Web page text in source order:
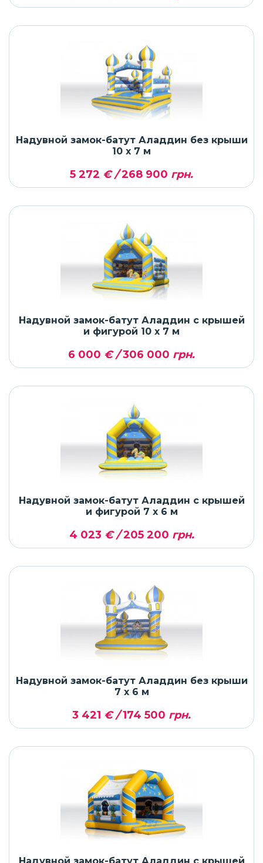
Надувной замок-батут Аладдин без крыши
10 x 7 м
5 272 € /268 900 грн.
Надувной замок-батут Аладдин с крышей
и фигурой 10 x 7 м
6 000 € /306 000 грн.
Надувной замок-батут Аладдин с крышей
и фигурой 7 x 6 м
4 023 € /205 200 грн.
Надувной замок-батут Аладдин без крыши
7 x 6 м
3 421 € /174 500 грн.